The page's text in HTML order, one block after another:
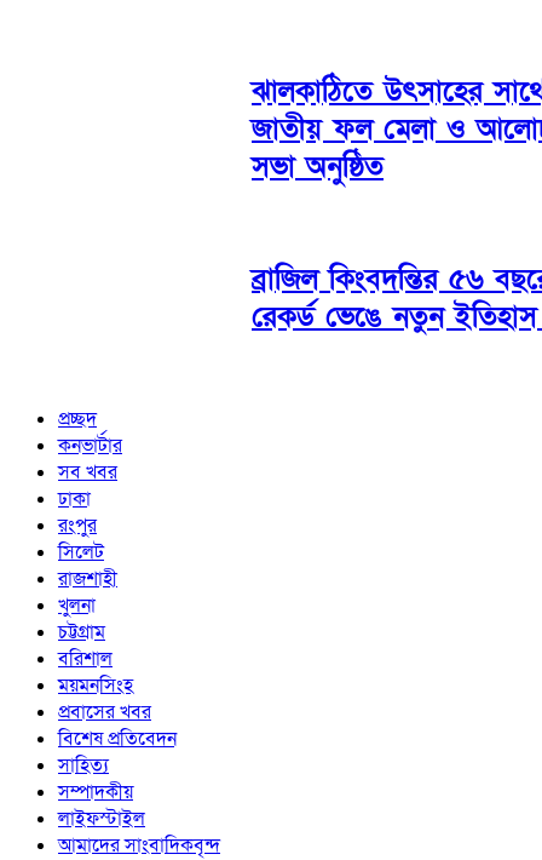
ঝালকাঠিতে উৎসাহের
জাতীয় ফল মেলা ও
সভা অনুষ্ঠিত
ব্রাজিল কিংবদন্তির ৫৬
রেকর্ড ভেঙে নতুন
প্রচ্ছদ
কনভার্টার
সব খবর
ঢাকা
রংপুর
সিলেট
রাজশাহী
খুলনা
চট্টগ্রাম
বরিশাল
ময়মনসিংহ
প্রবাসের খবর
বিশেষ প্রতিবেদন
সাহিত্য
সম্পাদকীয়
লাইফস্টাইল
আমাদের সাংবাদিকবৃন্দ